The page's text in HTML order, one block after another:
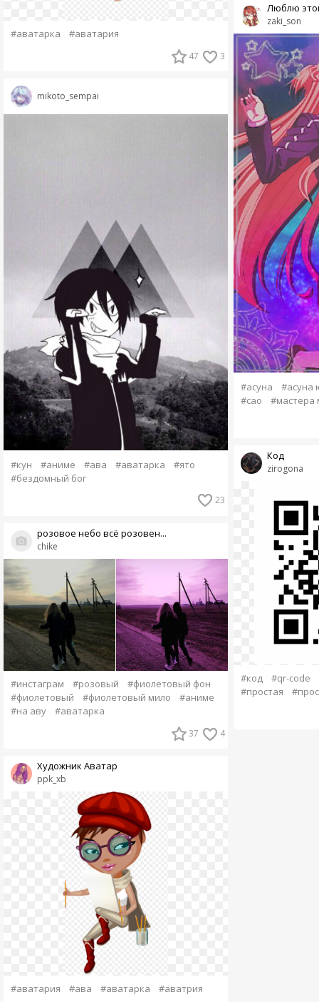
#аватарка #аватария
47 3
mikoto_sempai
#кун #аниме #ава #аватарка
#ято
#бездомный бог
23
chike
розовое небо всё розовен...
#инстаграм #розовый
#фиолетовый фон
#фиолетовый
#фиолетовый мило
#аниме
#на аву
#аватарка
37 4
ppk_xb
Художник Аватар
#аватария #ава #аватарка #аватрия
zaki_son
Люблю
#асуна
#асуна
#сао
#мастера
zirogona
Код
#код #qr-code
#простая